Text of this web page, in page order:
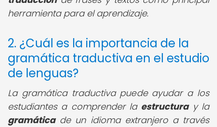
herramienta para el aprendizaje.
2. ¿Cuál es la importancia de la
gramática traductiva en el estudio
de lenguas?
La gramática traductiva puede ayudar a los
estudiantes a comprender la estructuray la
gramáticade un idioma extranjero a través